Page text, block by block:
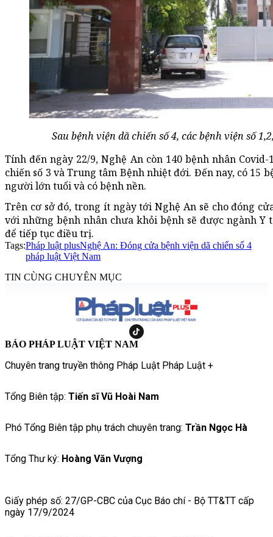
Sau bệnh viện dã chiến số 4, các bệnh viện số
Tính đến ngày 22/9, Nghệ An còn 140 bệnh nhân
chiến số 3 và Trung tâm Bệnh nhiệt đới. Đến nay, có 15
người lớn tuổi và có bệnh nền.
Trên cơ sở đó, trong ít ngày tới Nghệ An sẽ cho đóng
với những bệnh nhân chưa khỏi bệnh sẽ được ngành Y
để tiếp tục điều trị.
Tags:Pháp luật plusNghệ An: Đóng cửa bệnh viện dã chiến số 4
pháp luật Việt Nam
TIN CÙNG CHUYÊN MỤC
BÁO PHÁP LUẬT VIỆT NAM
Chuyên trang truyền thông Pháp Luật Pháp Luật +
Tổng Biên tập: Tiến sĩ Vũ Hoài Nam
Phó Tổng Biên tập phụ trách chuyên trang: Trần Ngọc Hà
Tổng Thư ký: Hoàng Văn Vượng
Giấy phép số: 27/GP-CBC của Cục Báo chí - Bộ TT&TT cấp
ngày 17/9/2024